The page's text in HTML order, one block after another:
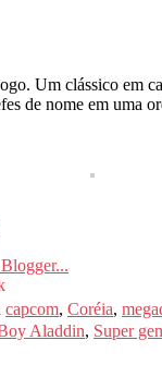
Um clássico em
de nome em uma
capcom, Coréia,
Aladdin, Super